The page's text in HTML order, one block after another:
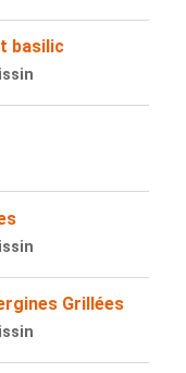
basilic
Grillées